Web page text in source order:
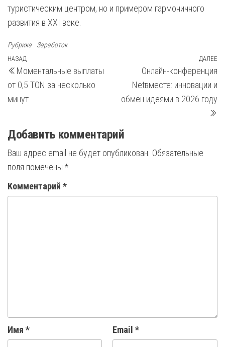
туристическим центром, но и примером гармоничного
развития в XXI веке.
Рубрика Заработок
Навигация
по
записям
Предыдущая
запись
НАЗАД
Моментальные выплаты
от 0,5 TON за несколько
минут
ДАЛЕЕ
Онлайн-конференция
Netвместе: инновации и
обмен идеями в 2026 году
Добавить комментарий
Ваш адрес email не будет опубликован. Обязательные
поля помечены *
Комментарий *
Имя * Email *